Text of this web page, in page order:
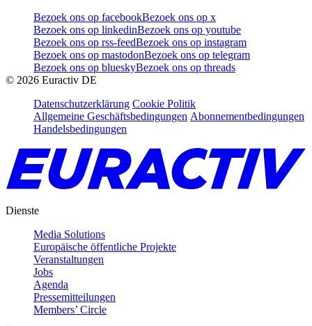
Bezoek ons op facebookBezoek ons op x
Bezoek ons op linkedinBezoek ons op youtube
Bezoek ons op rss-feedBezoek ons op instagram
Bezoek ons op mastodonBezoek ons op telegram
Bezoek ons op blueskyBezoek ons op threads
© 2026 Euractiv DE
Datenschutzerklärung Cookie Politik
Allgemeine Geschäftsbedingungen Abonnementbedingungen
Handelsbedingungen
Dienste
Media Solutions
Europäische öffentliche Projekte
Veranstaltungen
Jobs
Agenda
Pressemitteilungen
Members’ Circle